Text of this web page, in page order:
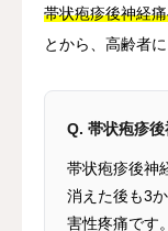
帯状疱疹後神経
とから、高齢者
Q. 帯状疱疹
帯状疱疹後神
消えた後も3
害性疼痛です